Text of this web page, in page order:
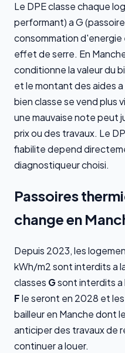
Le DPE classe chaque
performant) a G
consommation d'energie
effet de serre. En
conditionne la valeur du
et le montant des aides
bien classe se vend plus
une mauvaise note peut
prix ou des travaux. Le
fiabilite depend
diagnostiqueur choisi.
Passoires
change en
Depuis 2023, les
kWh/m2 sont interdits a
classes Gsont interdits a
Fle seront en 2028 et les
bailleur en Manche dont
anticiper des travaux de
continuer a louer.